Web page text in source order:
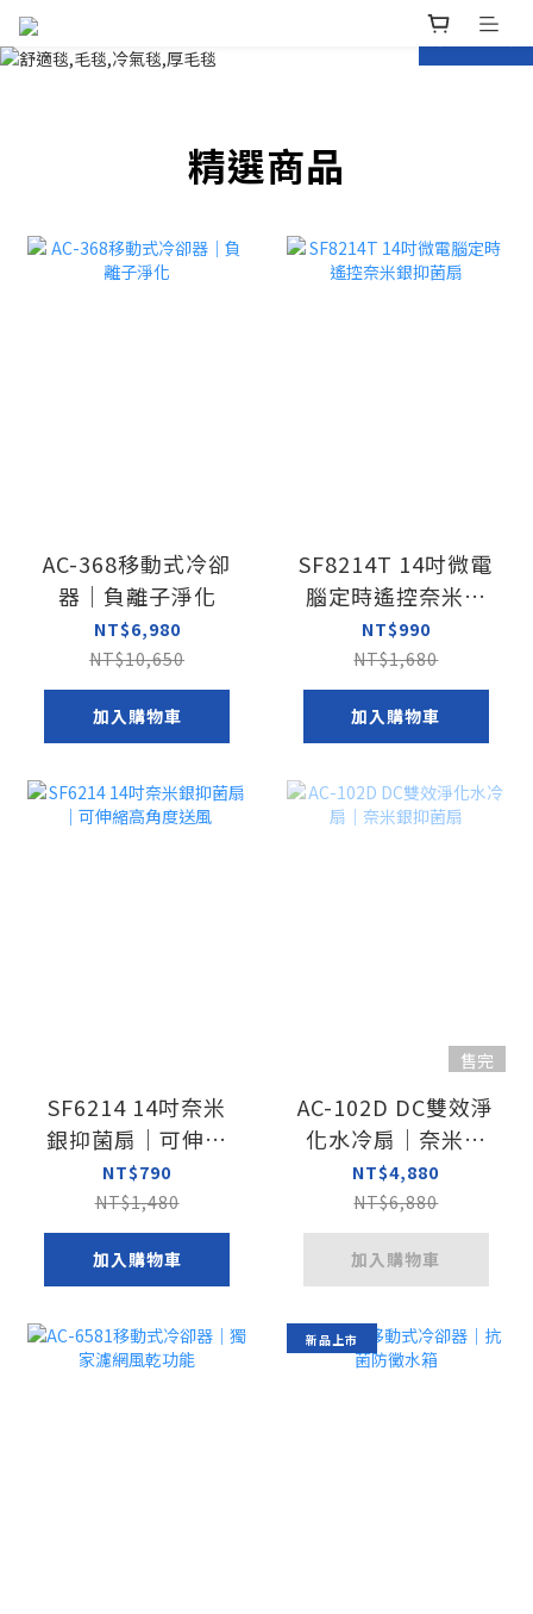
prev next
精選商品
AC-368移動式冷卻
器｜負離子淨化
NT$6,980
NT$10,650
加入購物車
SF8214T 14吋微電
腦定時遙控奈米銀
抑菌扇
NT$990
NT$1,680
加入購物車
SF6214 14吋奈米
銀抑菌扇｜可伸縮
高角度送風
NT$790
NT$1,480
加入購物車
售完
AC-102D DC雙效淨
化水冷扇｜奈米銀
抑菌扇
NT$4,880
NT$6,880
加入購物車
新品上市